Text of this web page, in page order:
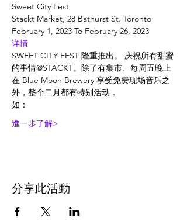
Sweet City Fest
Stackt Market, 28 Bathurst St. Toronto
February 1, 2023 To February 26, 2023
详情
SWEET CITY FEST 隆重推出。 庆祝所有甜蜜
的事情@STACKT。除了有集市、每周五晚上
在 Blue Moon Brewery 享受免费现场音乐之
外，整个二月都有特别活动 。
如：
進一步了解>
分享此活動